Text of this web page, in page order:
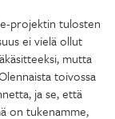
projektin tulosten
ei vielä ollut
mutta
toivossa
ja se, että
on tukenamme,